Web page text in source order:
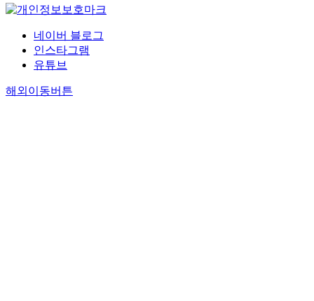
네이버 블로그
인스타그램
유튜브
해외이동버튼